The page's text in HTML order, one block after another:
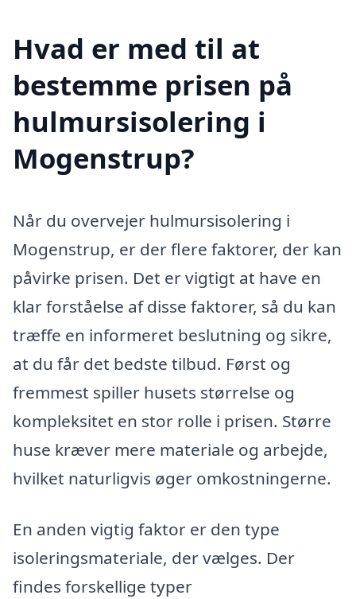
Hvad er med til at
bestemme prisen på
hulmursisolering i
Mogenstrup?
Når du overvejer hulmursisolering i
Mogenstrup, er der flere faktorer, der kan
påvirke prisen. Det er vigtigt at have en
klar forståelse af disse faktorer, så du kan
træffe en informeret beslutning og sikre,
at du får det bedste tilbud. Først og
fremmest spiller husets størrelse og
kompleksitet en stor rolle i prisen. Større
huse kræver mere materiale og arbejde,
hvilket naturligvis øger omkostningerne.
En anden vigtig faktor er den type
isoleringsmateriale, der vælges. Der
findes forskellige typer